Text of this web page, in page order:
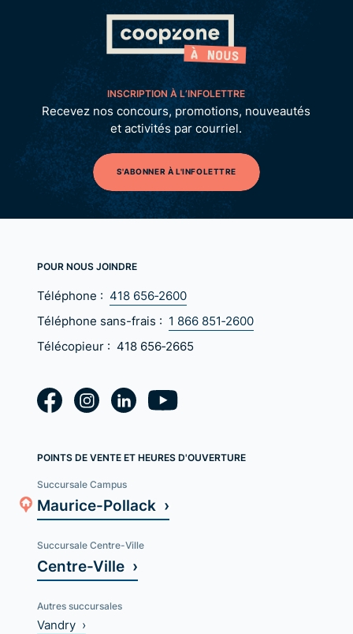
INSCRIPTION À L’INFOLETTRE
Recevez nos concours, promotions, nouveautés
et activités par courriel.
S'ABONNER À L'INFOLETTRE
POUR NOUS JOINDRE
Téléphone : 418 656‑2600
Téléphone sans-frais : 1 866 851‑2600
Télécopieur : 418 656‑2665
POINTS DE VENTE ET HEURES D'OUVERTURE
Succursale Campus
Maurice-Pollack ›
Succursale Centre-Ville
Centre-Ville ›
Autres succursales
Vandry ›